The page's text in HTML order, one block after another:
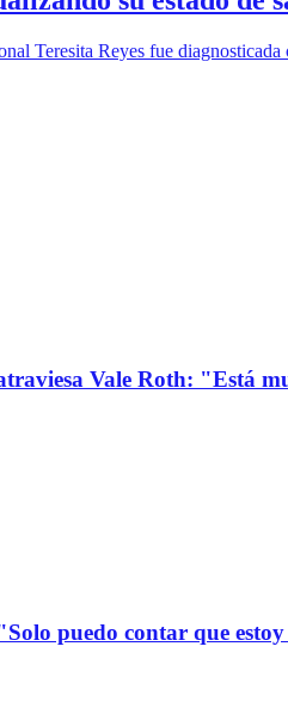
Teresita Reyes fue
Vale Roth: "Está
puedo contar que